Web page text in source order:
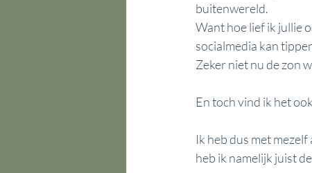
buitenwereld.
Want hoe lief ik jullie
socialmedia kan
Zeker niet nu de zon
En toch vind ik het
Ik heb dus met
heb ik namelijk juist